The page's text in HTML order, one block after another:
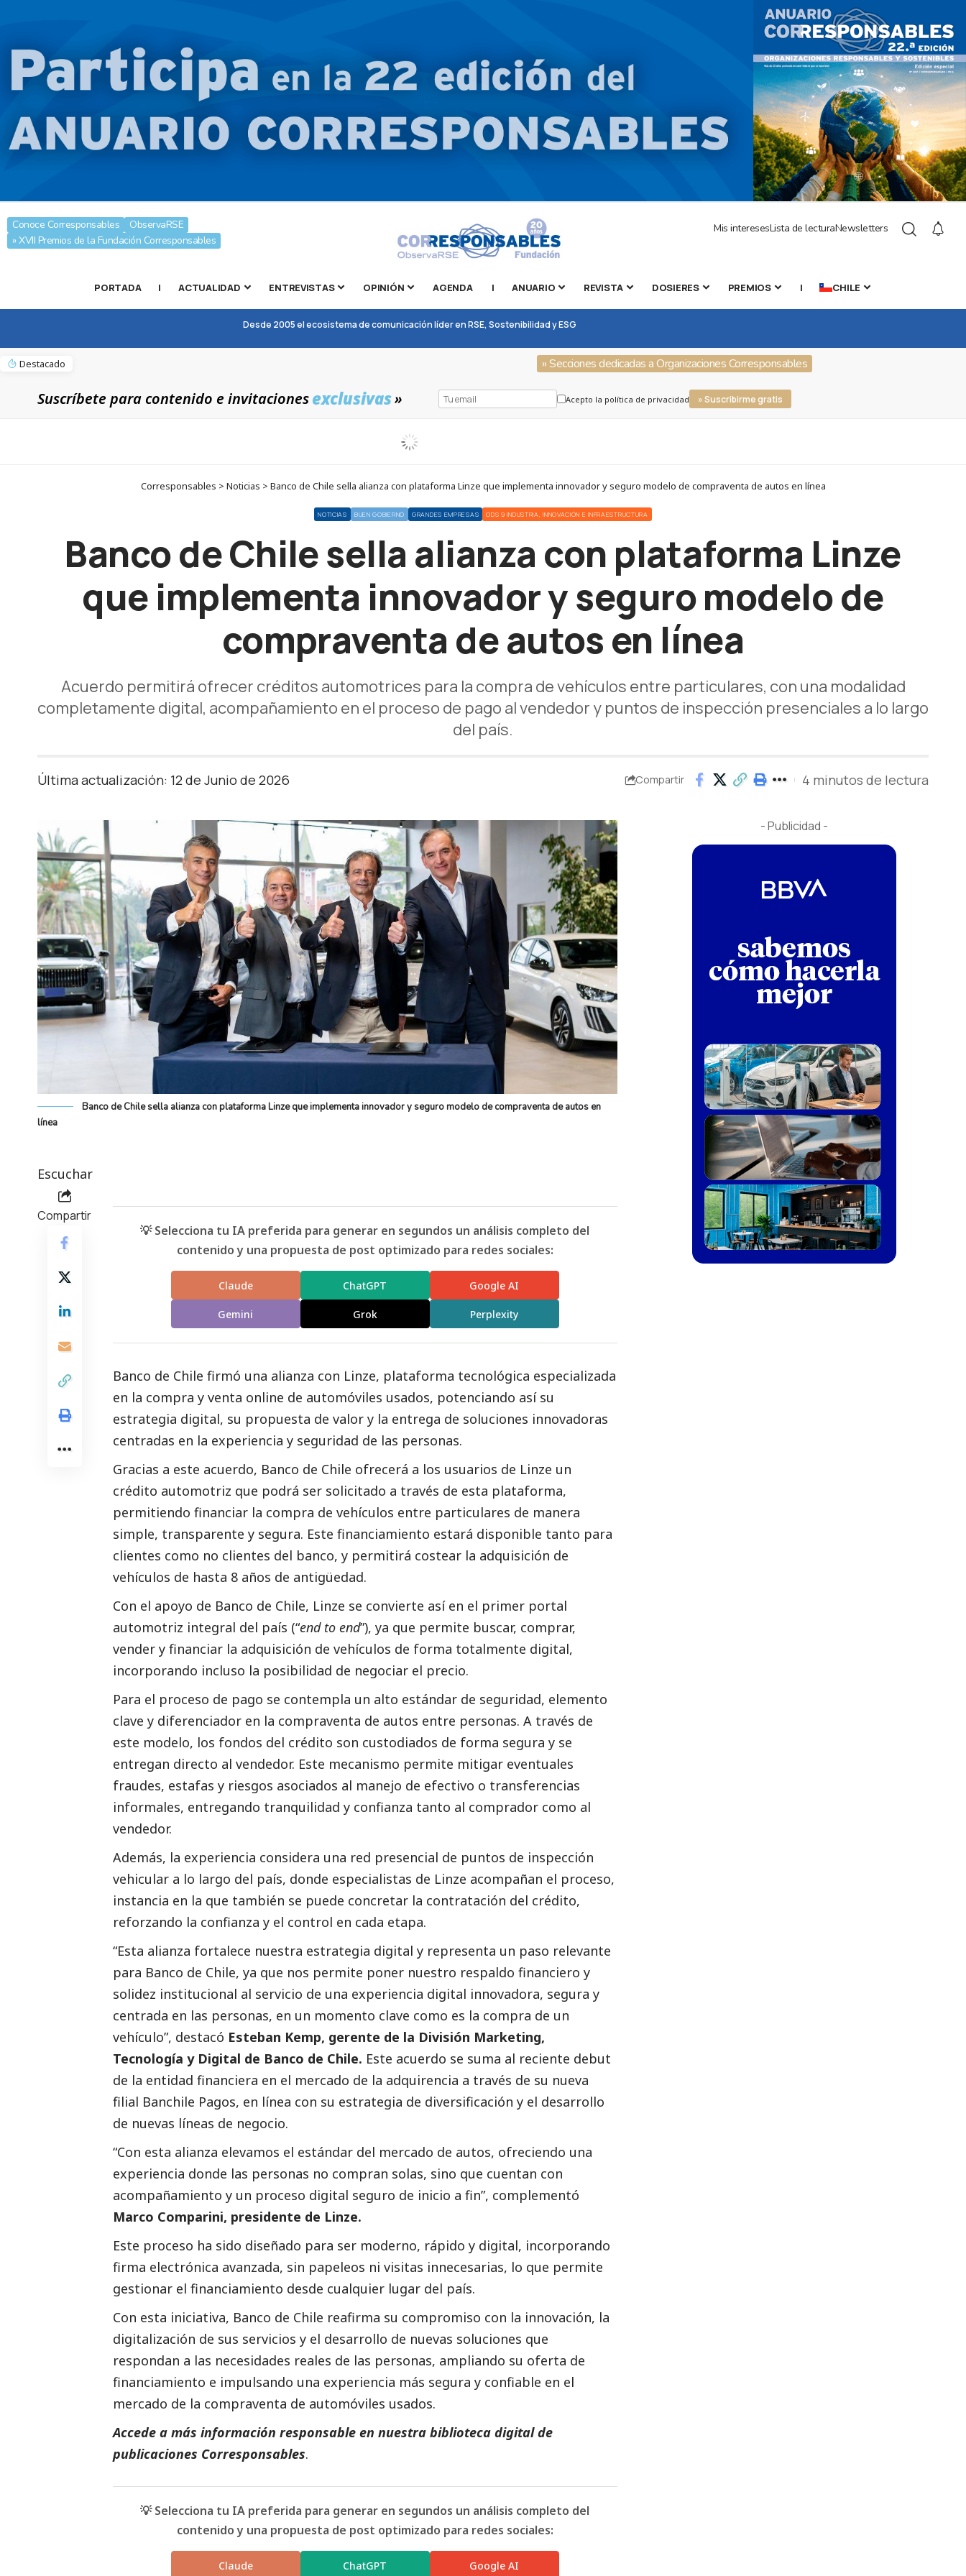
Conoce Corresponsables
ObservaRSE
» XVII Premios de la Fundación Corresponsables
Mis interesesLista de lecturaNewsletters
PORTADA | ACTUALIDAD ENTREVISTAS OPINIÓN AGENDA | ANUARIO REVISTA DOSIERES PREMIOS | CHILE
Desde 2005 el ecosistema de comunicación líder en RSE, Sostenibilidad y ESG
Destacado » Secciones dedicadas a Organizaciones Corresponsables
Suscríbete para contenido e invitacionesexclusivas» Acepto la política de privacidad » Suscribirme gratis
Corresponsables > Noticias > Banco de Chile sella alianza con plataforma Linze que implementa innovador y seguro modelo de compraventa de autos en línea
NOTICIAS BUEN GOBIERNO GRANDES EMPRESAS ODS 9 INDUSTRIA, INNOVACIÓN E INFRAESTRUCTURA
Banco de Chile sella alianza con plataforma Linze
que implementa innovador y seguro modelo de
compraventa de autos en línea
Acuerdo permitirá ofrecer créditos automotrices para la compra de vehículos entre particulares, con una modalidad
completamente digital, acompañamiento en el proceso de pago al vendedor y puntos de inspección presenciales a lo largo
del país.
Última actualización: 12 de Junio de 2026 Compartir 4 minutos de lectura
Banco de Chile sella alianza con plataforma Linze que implementa innovador y seguro modelo de compraventa de autos en
línea
Escuchar
Compartir
💡 Selecciona tu IA preferida para generar en segundos un análisis completo del
contenido y una propuesta de post optimizado para redes sociales:
Claude ChatGPT Google AI
Gemini Grok Perplexity
Banco de Chile firmó una alianza con Linze, plataforma tecnológica especializada
en la compra y venta online de automóviles usados, potenciando así su
estrategia digital, su propuesta de valor y la entrega de soluciones innovadoras
centradas en la experiencia y seguridad de las personas.
Gracias a este acuerdo, Banco de Chile ofrecerá a los usuarios de Linze un
crédito automotriz que podrá ser solicitado a través de esta plataforma,
permitiendo financiar la compra de vehículos entre particulares de manera
simple, transparente y segura. Este financiamiento estará disponible tanto para
clientes como no clientes del banco, y permitirá costear la adquisición de
vehículos de hasta 8 años de antigüedad.
Con el apoyo de Banco de Chile, Linze se convierte así en el primer portal
automotriz integral del país (“end to end”), ya que permite buscar, comprar,
vender y financiar la adquisición de vehículos de forma totalmente digital,
incorporando incluso la posibilidad de negociar el precio.
Para el proceso de pago se contempla un alto estándar de seguridad, elemento
clave y diferenciador en la compraventa de autos entre personas. A través de
este modelo, los fondos del crédito son custodiados de forma segura y se
entregan directo al vendedor. Este mecanismo permite mitigar eventuales
fraudes, estafas y riesgos asociados al manejo de efectivo o transferencias
informales, entregando tranquilidad y confianza tanto al comprador como al
vendedor.
Además, la experiencia considera una red presencial de puntos de inspección
vehicular a lo largo del país, donde especialistas de Linze acompañan el proceso,
instancia en la que también se puede concretar la contratación del crédito,
reforzando la confianza y el control en cada etapa.
“Esta alianza fortalece nuestra estrategia digital y representa un paso relevante
para Banco de Chile, ya que nos permite poner nuestro respaldo financiero y
solidez institucional al servicio de una experiencia digital innovadora, segura y
centrada en las personas, en un momento clave como es la compra de un
vehículo”, destacó Esteban Kemp, gerente de la División Marketing,
Tecnología y Digital de Banco de Chile. Este acuerdo se suma al reciente debut
de la entidad financiera en el mercado de la adquirencia a través de su nueva
filial Banchile Pagos, en línea con su estrategia de diversificación y el desarrollo
de nuevas líneas de negocio.
“Con esta alianza elevamos el estándar del mercado de autos, ofreciendo una
experiencia donde las personas no compran solas, sino que cuentan con
acompañamiento y un proceso digital seguro de inicio a fin”, complementó
Marco Comparini, presidente de Linze.
Este proceso ha sido diseñado para ser moderno, rápido y digital, incorporando
firma electrónica avanzada, sin papeleos ni visitas innecesarias, lo que permite
gestionar el financiamiento desde cualquier lugar del país.
Con esta iniciativa, Banco de Chile reafirma su compromiso con la innovación, la
digitalización de sus servicios y el desarrollo de nuevas soluciones que
respondan a las necesidades reales de las personas, ampliando su oferta de
financiamiento e impulsando una experiencia más segura y confiable en el
mercado de la compraventa de automóviles usados.
Accede a más información responsable en nuestra biblioteca digital de
publicaciones Corresponsables.
💡 Selecciona tu IA preferida para generar en segundos un análisis completo del
contenido y una propuesta de post optimizado para redes sociales:
Claude ChatGPT Google AI
- Publicidad -